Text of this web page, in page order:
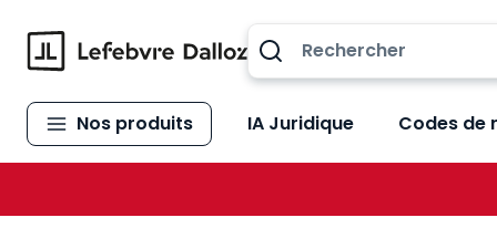
Nos produits IA Juridique Codes de